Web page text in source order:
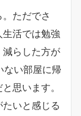
ただでさ
活では勉強
らした方が
ない部屋に帰
思います。
いと感じる